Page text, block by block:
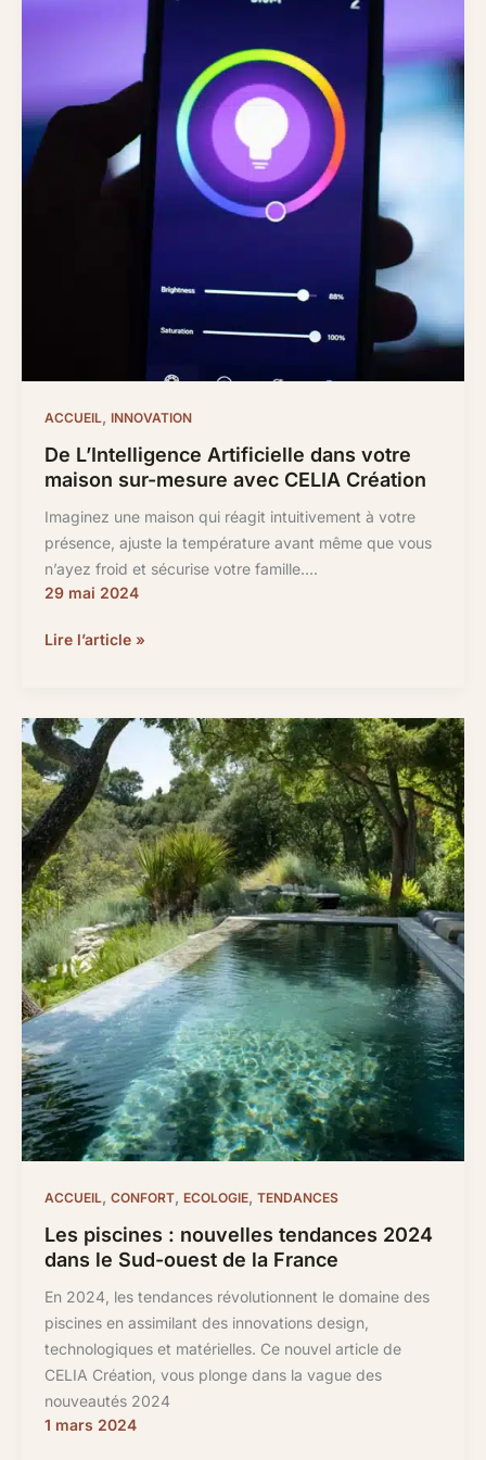
ACCUEIL INNOVATION
De L’Intelligence Artificielle dans votre
maison sur-mesure avec CELIA Création
Imaginez une maison qui réagit intuitivement à votre
présence, ajuste la température avant même que vous
n’ayez froid et sécurise votre famille….
29 mai 2024
De
dans
votre
maison
sur-
mesure
avec
CELIA
Création
Lire l’article »
ACCUEIL CONFORT ECOLOGIE TENDANCES
Les piscines : nouvelles tendances 2024
dans le Sud-ouest de la France
En 2024, les tendances révolutionnent le domaine des
piscines en assimilant des innovations design,
technologiques et matérielles. Ce nouvel article de
CELIA Création, vous plonge dans la vague des
nouveautés 2024
1 mars 2024